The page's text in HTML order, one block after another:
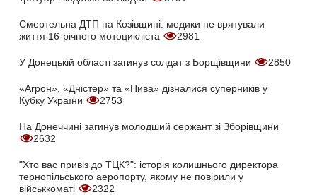
Смертельна ДТП на Козівщині: медики не врятували
життя 16-річного мотоцикліста
2981
У Донецькій області загинув солдат з Борщівщини 2850
«Агрон», «Дністер» та «Нива» дізналися суперників у
Кубку України
2753
На Донеччині загинув молодший сержант зі Зборівщини
2632
"Хто вас привіз до ТЦК?": історія колишнього директора
тернопільського аеропорту, якому не повірили у
військкоматі
2322